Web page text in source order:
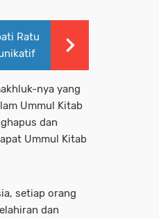
Ratu
nya yang
Ummul Kitab
dan
Ummul Kitab
setiap orang
dan